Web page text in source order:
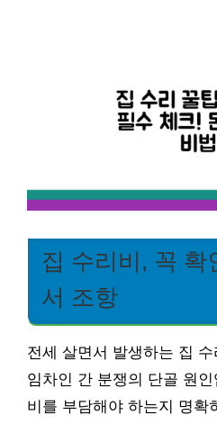
집 수리비, 꼭 확
서 조항
전세 살면서 발생하는 집
임차인 간 분쟁의 단골 원
비를 부담해야 하는지 명확